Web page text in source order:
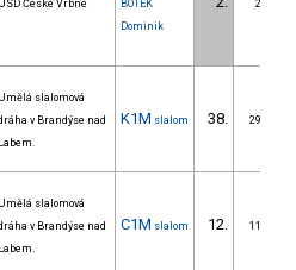
USD České Vrbné
BOTEK
Dominik
2/ZS
Umělá slalomová
v Brandýse nad
Labem.
K1M slalom 38. 29/ZS
Umělá slalomová
v Brandýse nad
Labem.
C1M slalom 12. 11/ZS